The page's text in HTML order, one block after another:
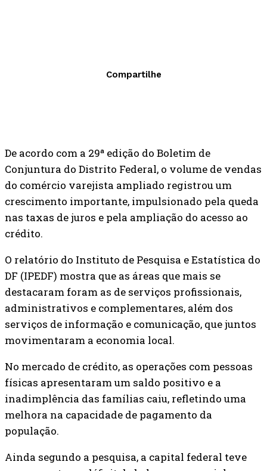
Compartilhe
De acordo com a 29ª edição do Boletim de
Conjuntura do Distrito Federal, o volume de vendas
do comércio varejista ampliado registrou um
crescimento importante, impulsionado pela queda
nas taxas de juros e pela ampliação do acesso ao
crédito.
O relatório do Instituto de Pesquisa e Estatística do
DF (IPEDF) mostra que as áreas que mais se
destacaram foram as de serviços profissionais,
administrativos e complementares, além dos
serviços de informação e comunicação, que juntos
movimentaram a economia local.
No mercado de crédito, as operações com pessoas
físicas apresentaram um saldo positivo e a
inadimplência das famílias caiu, refletindo uma
melhora na capacidade de pagamento da
população.
Ainda segundo a pesquisa, a capital federal teve